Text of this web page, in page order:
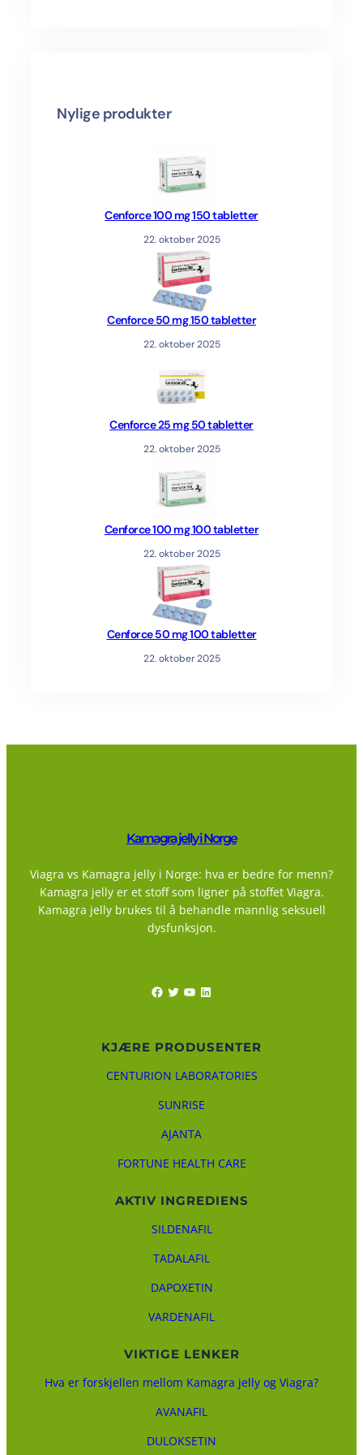
Nylige produkter
Cenforce 100 mg 150 tabletter
22. oktober 2025
Cenforce 50 mg 150 tabletter
22. oktober 2025
Cenforce 25 mg 50 tabletter
22. oktober 2025
Cenforce 100 mg 100 tabletter
22. oktober 2025
Cenforce 50 mg 100 tabletter
22. oktober 2025
Kamagra jelly i Norge
Viagra vs Kamagra jelly i Norge: hva er bedre for menn?
Kamagra jelly er et stoff som ligner på stoffet Viagra.
Kamagra jelly brukes til å behandle mannlig seksuell
dysfunksjon.
Facebook Twitter YouTube LinkedIn
KJÆRE PRODUSENTER
CENTURION LABORATORIES
SUNRISE
AJANTA
FORTUNE HEALTH CARE
AKTIV INGREDIENS
SILDENAFIL
TADALAFIL
DAPOXETIN
VARDENAFIL
VIKTIGE LENKER
Hva er forskjellen mellom Kamagra jelly og Viagra?
AVANAFIL
DULOKSETIN